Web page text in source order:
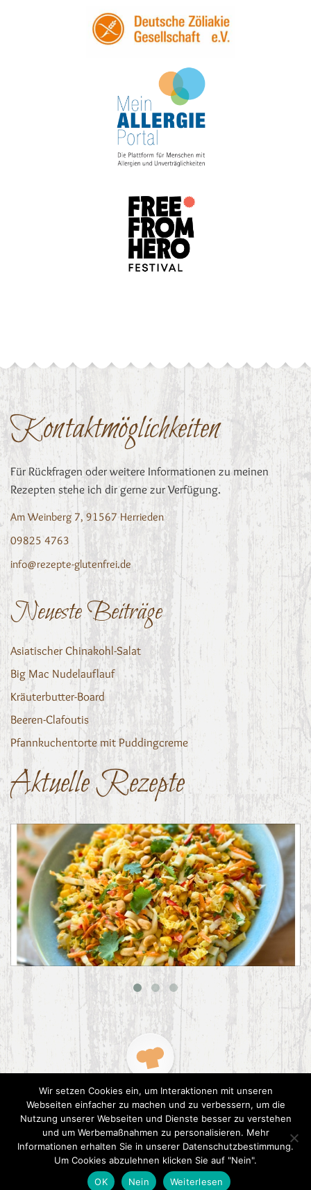
Kontaktmöglichkeiten
Für Rückfragen oder weitere Informationen zu meinen
Rezepten stehe ich dir gerne zur Verfügung.
Am Weinberg 7, 91567 Herrieden
09825 4763
info@rezepte-glutenfrei.de
Neueste Beiträge
Asiatischer Chinakohl-Salat
Big Mac Nudelauflauf
Kräuterbutter-Board
Beeren-Clafoutis
Pfannkuchentorte mit Puddingcreme
Aktuelle Rezepte
Asiatischer Chinakohl-Salat
2015 CookPress. All right reserved.Datenschutz
Wir setzen Cookies ein, um Interaktionen mit unseren
Webseiten einfacher zu machen und zu verbessern, um die
Nutzung unserer Webseiten und Dienste besser zu verstehen
und um Werbemaßnahmen zu personalisieren. Mehr
Informationen erhalten Sie in unserer Datenschutzbestimmung.
Um Cookies abzulehnen klicken Sie auf "Nein".
OK
Nein Weiterlesen